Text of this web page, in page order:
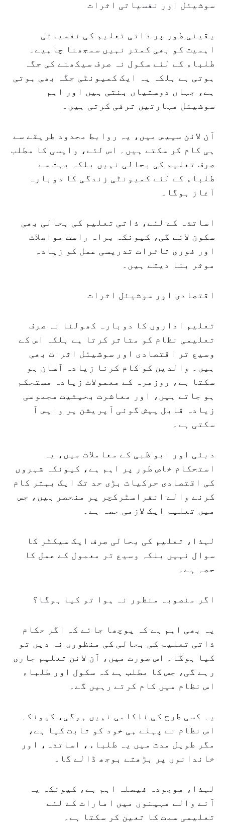
سوشیئل اور نفسیاتی اثرات
یقینی طور پر ذاتی تعلیم کی نفسیاتی
اہمیت کو بھی کمتر نہیں سمجھنا چاہیے۔
طلباء کے لئے سکول نہ صرف سیکھنے کی جگہ
ہوتی ہے بلکہ یہ ایک کمیونٹی جگہ بھی ہوتی
ہے، جہاں دوستیاں بنتی ہیں اور اہم
سوشیئل مہارتیں ترقی کرتی ہیں۔
آن لائن سپیس میں، یہ روابط محدود طریقے سے
ہی کام کر سکتے ہیں۔ اس لئے، واپسی کا مطلب
صرف تعلیم کی بحالی نہیں بلکہ بہت سے
طلباء کے لئے کمیونٹی زندگی کا دوبارہ
آغاز ہوگا۔
اساتذہ کے لئے، ذاتی تعلیم کی بحالی بھی
سکون لائے گی، کیونکہ براہ راست مواصلات
اور فوری تاثرات تدریسی عمل کو زیادہ
موثر بنا دیتے ہیں۔
اقتصادی اور سوشیئل اثرات
تعلیم اداروں کا دوبارہ کھولنا نہ صرف
تعلیمی نظام کو متاثر کرتا ہے بلکہ اس کے
وسیع تر اقتصادی اور سوشیئل اثرات بھی
ہیں۔ والدین کو کام کرنا زیادہ آسان ہو
سکتا ہے، روزمرہ کے معمولات زیادہ مستحکم
ہو جاتے ہیں، اور معاشرت بحیثیت مجموعی
زیادہ قابل پیش گوئی آپریشن پر واپس آ
سکتی ہے۔
دبئی اور ابو ظبی کے معاملات میں، یہ
استحکام خاص طور پر اہم ہے، کیونکہ شہروں
کی اقتصادی حرکیات بڑی حد تک ایک بہتر کام
کرنے والے انفراسٹرکچر پر منحصر ہیں، جس
میں تعلیم ایک لازمی حصہ ہے۔
لہذا، تعلیم کی بحالی صرف ایک سیکٹر کا
سوال نہیں بلکہ وسیع تر معمول کے عمل کا
حصہ ہے۔
اگر منصوبہ منظور نہ ہوا تو کیا ہوگا؟
یہ بھی اہم ہے کہ پوچھا جائے کہ اگر حکام
ذاتی تعلیم کی بحالی کی منظوری نہ دیں تو
کیا ہوگا۔ اس صورت میں، آن لائن تعلیم جاری
رہے گی، جس کا مطلب ہے کہ سکول اور طلباء
اس نظام میں کام کرتے رہیں گے۔
یہ کسی طرح کی ناکامی نہیں ہوگی، کیونکہ
اس نظام نے پہلے ہی خود کو ثابت کیا ہے،
مگر طویل مدت میں یہ طلباء، اساتذہ، اور
خاندانوں پر بڑھتے بوجھ ڈالے گا۔
لہذا، موجودہ فیصلہ اہم ہے، کیونکہ یہ
آنے والے مہینوں میں امارات کے لئے
تعلیمی سمت کا تعین کر سکتا ہے۔